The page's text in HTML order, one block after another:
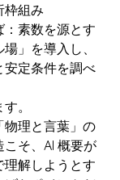
枠組み
素数を源とす
」を導入し、
安定条件を調べ
。
物理と言葉」の
そ、AI 概要が
理解しようとす